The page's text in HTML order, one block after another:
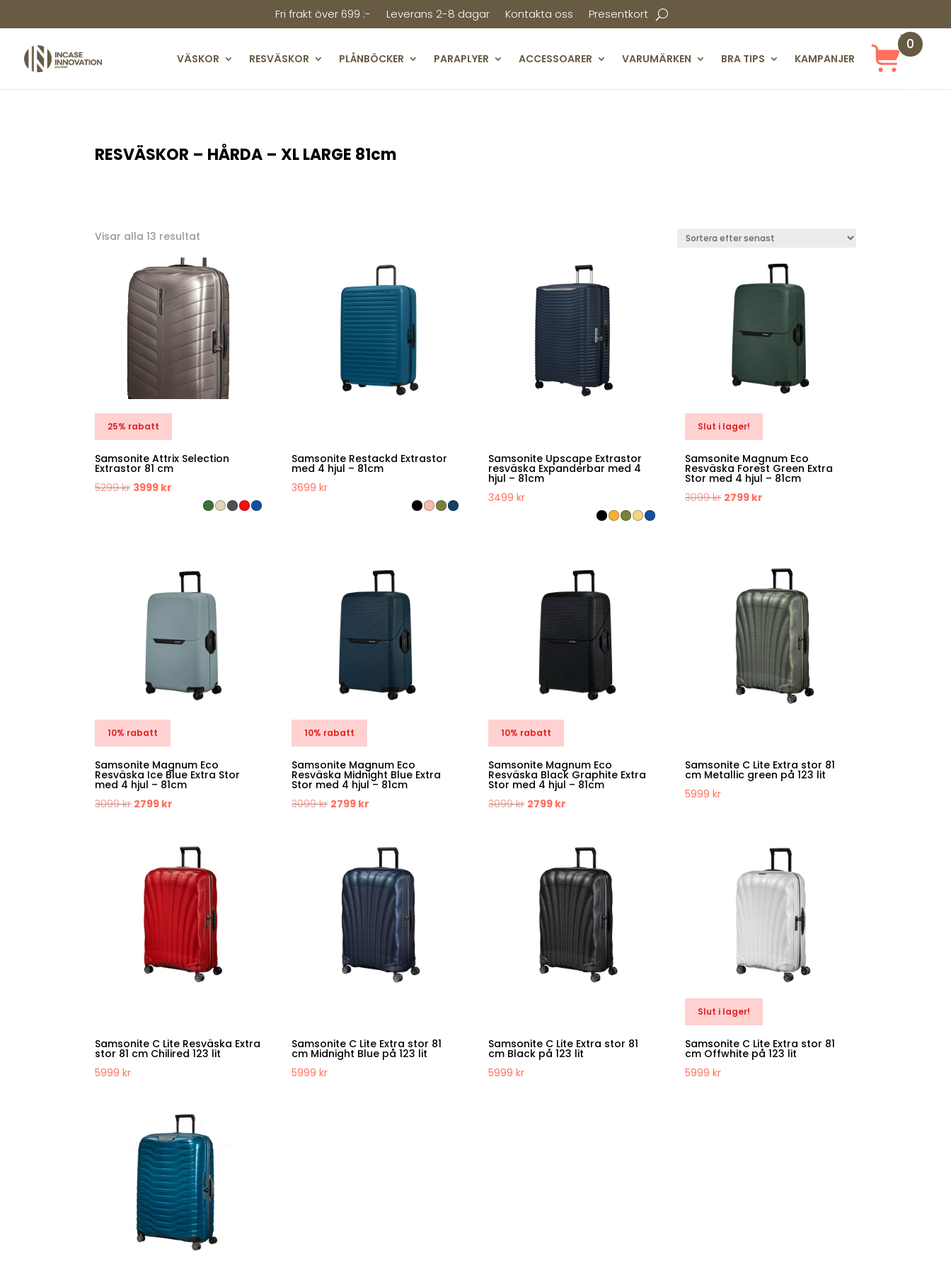
Fri frakt över 699 :- Leverans 2-8 dagar Kontakta oss Presentkort
VÄSKOR RESVÄSKOR PLÅNBÖCKER PARAPLYER ACCESSOARER VARUMÄRKEN BRA TIPS KAMPANJER
0
ekt
RESVÄSKOR – HÅRDA – XL LARGE 81cm
Visar alla 13 resultat
senaste
25% rabatt
Samsonite Attrix Selection
Extrastor 81 cm
5299kr Det
3999 kr
nuvarande
Samsonite Restackd Extrastor
med 4 hjul – 81cm
3699kr
Samsonite Upscape Extrastor
resväska Expanderbar med 4
hjul – 81cm
3499kr
Slut i lager!
Samsonite Magnum Eco
Resväska Forest Green Extra
Stor med 4 hjul – 81cm
3099kr Det
2799 kr
2799 kr.
10% rabatt
Samsonite Magnum Eco
Resväska Ice Blue Extra Stor
med 4 hjul – 81cm
3099kr Det
3099 kr.
2799 kr
är:
2799 kr.
10% rabatt
Samsonite Magnum Eco
Resväska Midnight Blue Extra
Stor med 4 hjul – 81cm
3099kr Det
3099 kr.
2799 kr
är:
2799 kr.
10% rabatt
Samsonite Magnum Eco
Resväska Black Graphite Extra
Stor med 4 hjul – 81cm
3099kr Det
3099 kr.
2799 kr
är:
2799 kr.
Samsonite C Lite Extra stor 81
cm Metallic green på 123 lit
5999kr
Samsonite C Lite Resväska Extra
stor 81 cm Chilired 123 lit
5999kr
Samsonite C Lite Extra stor 81
cm Midnight Blue på 123 lit
5999kr
Samsonite C Lite Extra stor 81
cm Black på 123 lit
5999kr
Slut i lager!
Samsonite C Lite Extra stor 81
cm Offwhite på 123 lit
5999kr